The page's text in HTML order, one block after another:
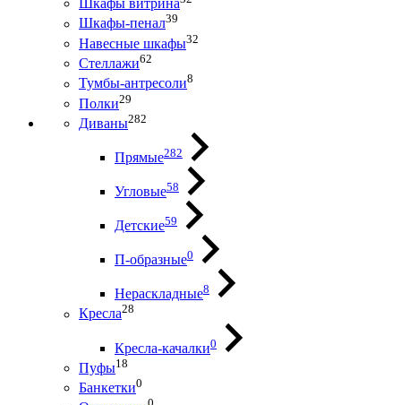
Шкафы витрина
Шкафы-пенал39
Навесные шкафы32
Стеллажи62
Тумбы-антресоли8
Полки29
Диваны282
Прямые282
Угловые58
Детские59
П-образные0
Нераскладные8
Кресла28
Кресла-качалки0
Пуфы18
Банкетки0